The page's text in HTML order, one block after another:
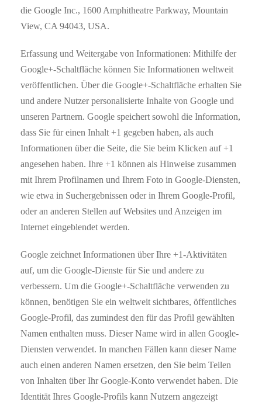
die Google Inc., 1600 Amphitheatre Parkway, Mountain
View, CA 94043, USA.
Erfassung und Weitergabe von Informationen: Mithilfe der
Google+-Schaltfläche können Sie Informationen weltweit
veröffentlichen. Über die Google+-Schaltfläche erhalten Sie
und andere Nutzer personalisierte Inhalte von Google und
unseren Partnern. Google speichert sowohl die Information,
dass Sie für einen Inhalt +1 gegeben haben, als auch
Informationen über die Seite, die Sie beim Klicken auf +1
angesehen haben. Ihre +1 können als Hinweise zusammen
mit Ihrem Profilnamen und Ihrem Foto in Google-Diensten,
wie etwa in Suchergebnissen oder in Ihrem Google-Profil,
oder an anderen Stellen auf Websites und Anzeigen im
Internet eingeblendet werden.
Google zeichnet Informationen über Ihre +1-Aktivitäten
auf, um die Google-Dienste für Sie und andere zu
verbessern. Um die Google+-Schaltfläche verwenden zu
können, benötigen Sie ein weltweit sichtbares, öffentliches
Google-Profil, das zumindest den für das Profil gewählten
Namen enthalten muss. Dieser Name wird in allen Google-
Diensten verwendet. In manchen Fällen kann dieser Name
auch einen anderen Namen ersetzen, den Sie beim Teilen
von Inhalten über Ihr Google-Konto verwendet haben. Die
Identität Ihres Google-Profils kann Nutzern angezeigt